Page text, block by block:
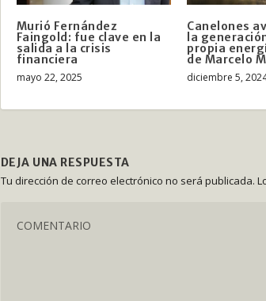
Murió Fernández
Faingold: fue clave en la
salida a la crisis
financiera
mayo 22, 2025
Canelones
la
propia
de Marcelo
diciembre 5,
DEJA UNA RESPUESTA
Tu dirección de correo electrónico no será publicada.